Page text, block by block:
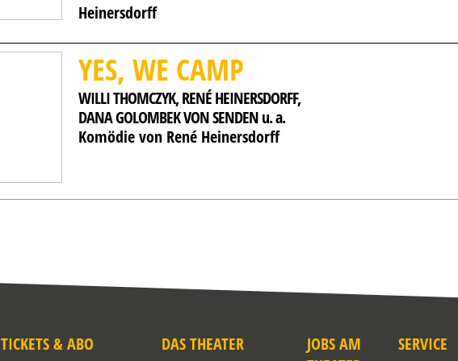
Heinersdorff
YES, WE CAMP
WILLI THOMCZYK, RENÉ HEINERSDORFF,
DANA GOLOMBEK VON SENDEN u. a.
Komödie von René Heinersdorff
TICKETS & ABO DAS THEATER
JOBS AM
SERVICE